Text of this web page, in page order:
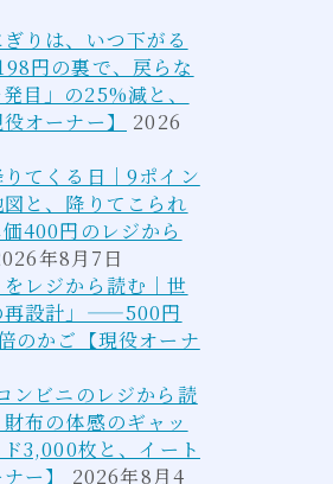
りは、いつ下がる
円の裏で、戻らな
目」の25%減と、
オーナー】
2026
てくる日｜9ポイン
と、降りてこられ
400円のレジから
年8月7日
をレジから読む｜世
再設計」——500円
のかご【現役オーナ
ンビニのレジから読
布の体感のギャッ
3,000枚と、イート
ー】
2026年8月4